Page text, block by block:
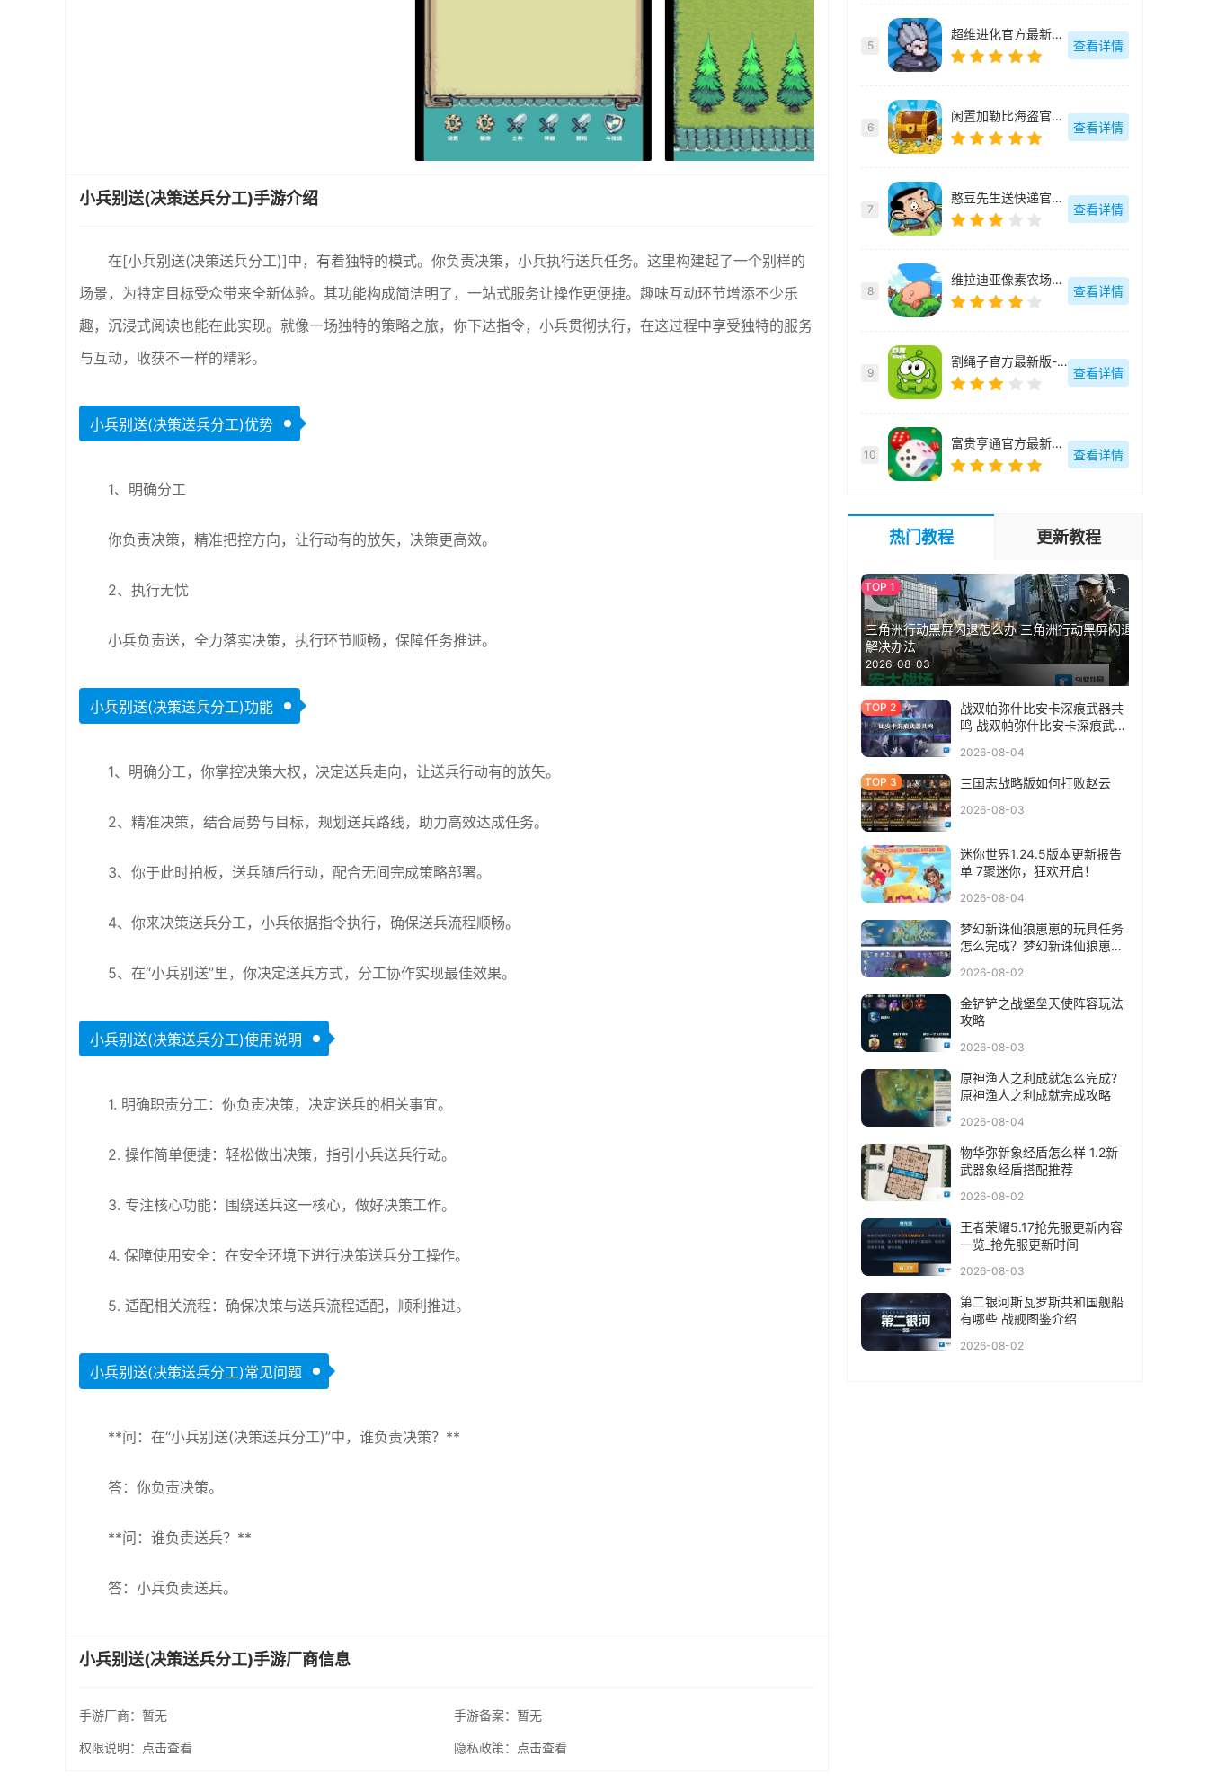
小兵别送(决策送兵分工)手游介绍
在[小兵别送(决策送兵分工)]中，有着独特的模式。你负责决策，小兵执行送兵任务。这里构建起了一个别样的
场景，为特定目标受众带来全新体验。其功能构成简洁明了，一站式服务让操作更便捷。趣味互动环节增添不少乐
趣，沉浸式阅读也能在此实现。就像一场独特的策略之旅，你下达指令，小兵贯彻执行，在这过程中享受独特的服务
与互动，收获不一样的精彩。
小兵别送(决策送兵分工)优势
1、明确分工
你负责决策，精准把控方向，让行动有的放矢，决策更高效。
2、执行无忧
小兵负责送，全力落实决策，执行环节顺畅，保障任务推进。
小兵别送(决策送兵分工)功能
1、明确分工，你掌控决策大权，决定送兵走向，让送兵行动有的放矢。
2、精准决策，结合局势与目标，规划送兵路线，助力高效达成任务。
3、你于此时拍板，送兵随后行动，配合无间完成策略部署。
4、你来决策送兵分工，小兵依据指令执行，确保送兵流程顺畅。
5、在“小兵别送”里，你决定送兵方式，分工协作实现最佳效果。
小兵别送(决策送兵分工)使用说明
1. 明确职责分工：你负责决策，决定送兵的相关事宜。
2. 操作简单便捷：轻松做出决策，指引小兵送兵行动。
3. 专注核心功能：围绕送兵这一核心，做好决策工作。
4. 保障使用安全：在安全环境下进行决策送兵分工操作。
5. 适配相关流程：确保决策与送兵流程适配，顺利推进。
小兵别送(决策送兵分工)常见问题
**问：在“小兵别送(决策送兵分工)”中，谁负责决策？**
答：你负责决策。
**问：谁负责送兵？**
答：小兵负责送兵。
小兵别送(决策送兵分工)手游厂商信息
手游厂商： 暂无 手游备案： 暂无
权限说明： 点击查看 隐私政策： 点击查看
5
超维进化官方最新版-v1.3
查看详情
6
闲置加勒比海盗官方最新版-v1.0.1.5
查看详情
7
憨豆先生送快递官方最新版-v2.1.0.8
查看详情
8
维拉迪亚像素农场官方最新版-v1.36
查看详情
9
割绳子官方最新版-v3.74.0
查看详情
10
富贵亨通官方最新版-v1.0.2
查看详情
热门教程 更新教程
三角洲行动黑屏闪退怎么办 三角洲行动黑屏闪退
解决办法
2026-08-03
战双帕弥什比安卡深痕武器共
鸣 战双帕弥什比安卡深痕武器
2026-08-04
三国志战略版如何打败赵云
2026-08-03
迷你世界1.24.5版本更新报告
单 7聚迷你，狂欢开启！
2026-08-04
梦幻新诛仙狼崽崽的玩具任务
怎么完成？梦幻新诛仙狼崽崽
2026-08-02
金铲铲之战堡垒天使阵容玩法
攻略
2026-08-03
原神渔人之利成就怎么完成?
原神渔人之利成就完成攻略
2026-08-04
物华弥新象经盾怎么样 1.2新
武器象经盾搭配推荐
2026-08-02
王者荣耀5.17抢先服更新内容
一览_抢先服更新时间
2026-08-03
第二银河斯瓦罗斯共和国舰船
有哪些 战舰图鉴介绍
2026-08-02